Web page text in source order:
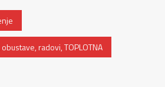
obustave,radovi,TOPLOTNA